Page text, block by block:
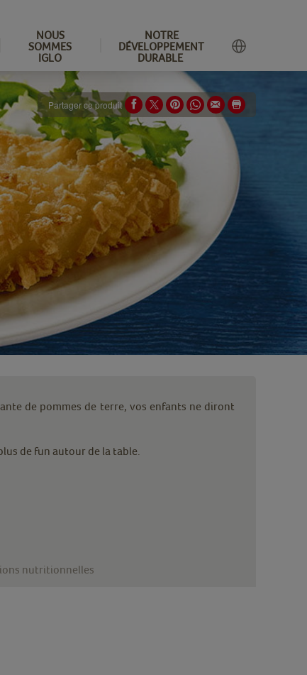
NOUS
SOMMES
IGLO
NOTRE
DÉVELOPPEMENT
DURABLE
Partager ce produit
de pommes de terre, vos enfants ne diront
de fun autour de la table.
nutritionnelles